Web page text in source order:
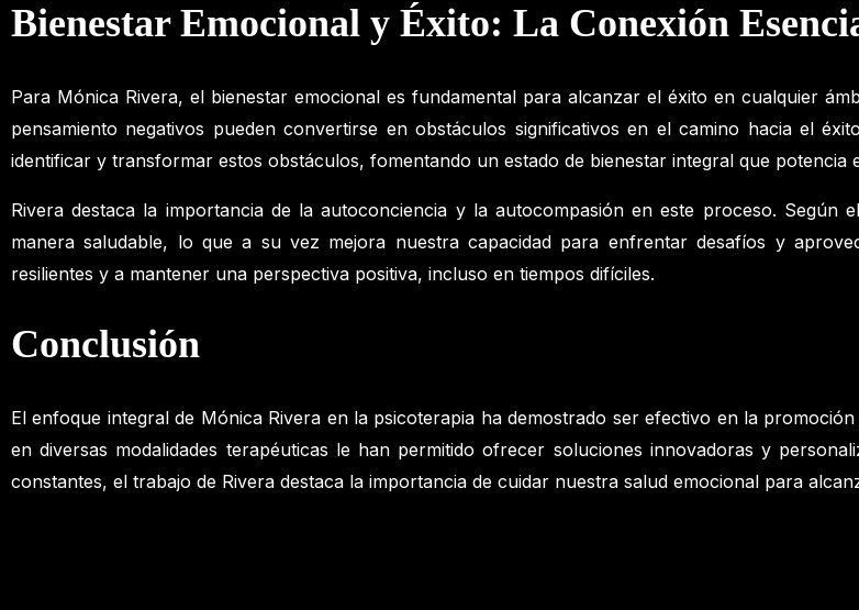
Bienestar Emocional y Éxito: La Conexión
Para Mónica Rivera, el bienestar emocional es fundamental para alcanzar el éxito en cualquier
pensamiento negativos pueden convertirse en obstáculos significativos en el camino hacia el
identificar y transformar estos obstáculos, fomentando un estado de bienestar integral que potencia
Rivera destaca la importancia de la autoconciencia y la autocompasión en este proceso. Según
manera saludable, lo que a su vez mejora nuestra capacidad para enfrentar desafíos y
resilientes y a mantener una perspectiva positiva, incluso en tiempos difíciles.
Conclusión
El enfoque integral de Mónica Rivera en la psicoterapia ha demostrado ser efectivo en la
en diversas modalidades terapéuticas le han permitido ofrecer soluciones innovadoras y
constantes, el trabajo de Rivera destaca la importancia de cuidar nuestra salud emocional para